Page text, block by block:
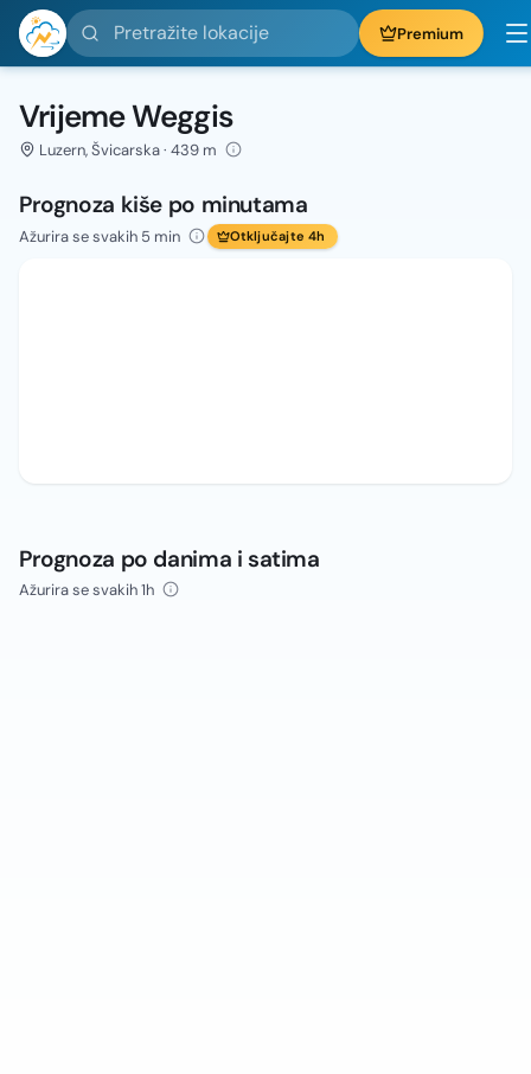
Pretražite lokacije Premium
Vrijeme Weggis
Luzern, Švicarska · 439 m
Prognoza kiše po minutama
Ažurira se svakih 5 min Otključajte 4h
Prognoza po danima i satima
Ažurira se svakih 1h